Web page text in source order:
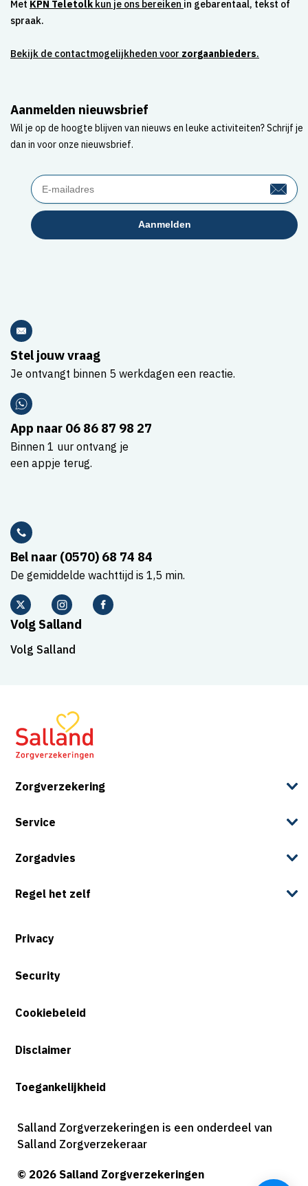
Met KPN Teletolk kun je ons bereiken in gebarentaal, tekst of
spraak.
Bekijk de contactmogelijkheden voor zorgaanbieders.
Aanmelden nieuwsbrief
Wil je op de hoogte blijven van nieuws en leuke activiteiten? Schrijf je
dan in voor onze nieuwsbrief.
Stel jouw vraag
Je ontvangt binnen 5 werkdagen een reactie.
App naar 06 86 87 98 27
Binnen 1 uur ontvang je
een appje terug.
Bel naar (0570) 68 74 84
De gemiddelde wachttijd is 1,5 min.
Volg Salland
Volg Salland
Zorgverzekering
Service
Zorgadvies
Regel het zelf
Privacy
Security
Cookiebeleid
Disclaimer
Toegankelijkheid
Salland Zorgverzekeringen is een onderdeel van
Salland Zorgverzekeraar
© 2026 Salland Zorgverzekeringen